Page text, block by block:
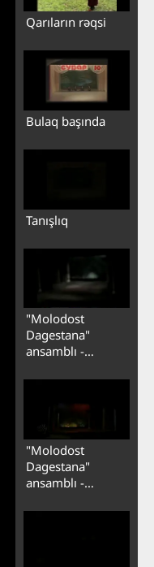
Qarıların rəqsi
Bulaq başında
Tanışlıq
"Molodost
Dagestana"
ansamblı -
"Molodost
Dagestana"
ansamblı -